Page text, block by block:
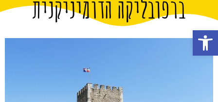
ברפובליקה הדומיניקנית
פתח סרגל נגישות